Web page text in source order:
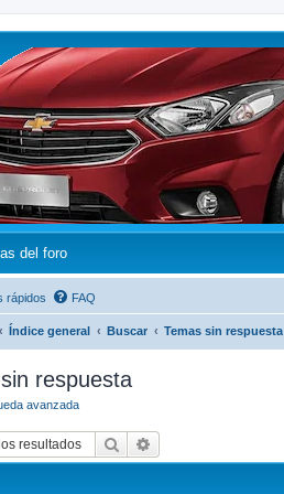
del foro(Opens a new tab)
rápidos FAQ
Índice general Buscar Temas sin respuesta
respuesta
avanzada
Buscar